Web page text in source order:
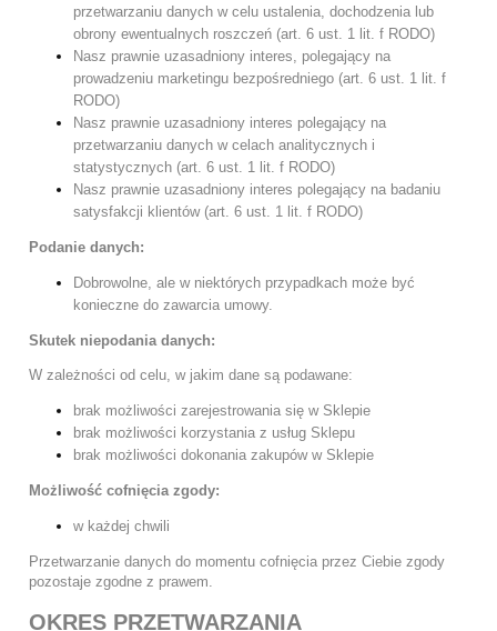
przetwarzaniu danych w celu ustalenia, dochodzenia lub
obrony ewentualnych roszczeń (art. 6 ust. 1 lit. f RODO)
Nasz prawnie uzasadniony interes, polegający na
prowadzeniu marketingu bezpośredniego (art. 6 ust. 1 lit. f
RODO)
Nasz prawnie uzasadniony interes polegający na
przetwarzaniu danych w celach analitycznych i
statystycznych (art. 6 ust. 1 lit. f RODO)
Nasz prawnie uzasadniony interes polegający na badaniu
satysfakcji klientów (art. 6 ust. 1 lit. f RODO)
Podanie danych:
Dobrowolne, ale w niektórych przypadkach może być
konieczne do zawarcia umowy.
Skutek niepodania danych:
W zależności od celu, w jakim dane są podawane:
brak możliwości zarejestrowania się w Sklepie
brak możliwości korzystania z usług Sklepu
brak możliwości dokonania zakupów w Sklepie
Możliwość cofnięcia zgody:
w każdej chwili
Przetwarzanie danych do momentu cofnięcia przez Ciebie zgody
pozostaje zgodne z prawem.
OKRES PRZETWARZANIA